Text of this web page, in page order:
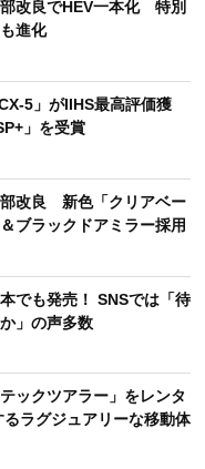
改良でHEV一本化 特別
進化
5」がIIHS最高評価獲
」を受賞
部改良 新色「クリアベー
ブラックドアミラー採用
でも発売！ SNSでは「待
」の声多数
ックツアラー」をレンタ
ラグジュアリーな移動体